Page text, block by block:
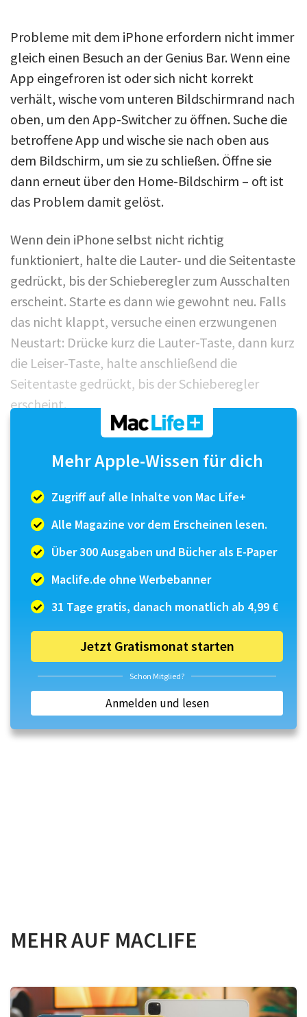
Probleme mit dem iPhone erfordern nicht immer
gleich einen Besuch an der Genius Bar. Wenn eine
App eingefroren ist oder sich nicht korrekt
verhält, wische vom unteren Bildschirmrand nach
oben, um den App-Switcher zu öffnen. Suche die
betroffene App und wische sie nach oben aus
dem Bildschirm, um sie zu schließen. Öffne sie
dann erneut über den Home-Bildschirm – oft ist
das Problem damit gelöst.
Wenn dein iPhone selbst nicht richtig
funktioniert, halte die Lauter- und die Seitentaste
gedrückt, bis der Schieberegler zum Ausschalten
erscheint. Starte es dann wie gewohnt neu. Falls
das nicht klappt, versuche einen erzwungenen
Neustart: Drücke kurz die Lauter-Taste, dann kurz
die Leiser-Taste, halte anschließend die
Seitentaste gedrückt, bis der Schieberegler
erscheint.
Funktioniert das kabellose Laden nicht, prüfe, ob
das iPhone korrekt auf der Ladefläche liegt – das
anzeigen. Wenn nic...
Mehr Apple-Wissen für dich
Zugriff auf alle Inhalte von Mac Life+
Alle Magazine vor dem Erscheinen lesen.
Über 300 Ausgaben und Bücher als E-Paper
Maclife.de ohne Werbebanner
31 Tage gratis, danach monatlich ab 4,99 €
Jetzt Gratismonat starten
Schon Mitglied?
Anmelden und lesen
MEHR AUF MACLIFE